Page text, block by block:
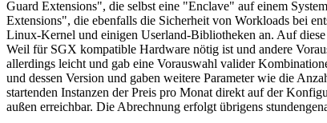
Guard Extensions", die selbst eine "Enclave" auf einem
Extensions", die ebenfalls die Sicherheit von Workloads bei
Linux-Kernel und einigen Userland-Bibliotheken an. Auf
Weil für SGX kompatible Hardware nötig ist und andere
allerdings leicht und gab eine Vorauswahl valider
und dessen Version und gaben weitere Parameter wie die
startenden Instanzen der Preis pro Monat direkt auf der
außen erreichbar. Die Abrechnung erfolgt übrigens